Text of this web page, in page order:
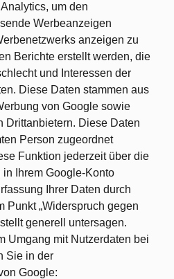
um den
Werbeanzeigen
anzeigen zu
Berichte erstellt werden, die
und Interessen der
Diese Daten stammen aus
von Google sowie
Drittanbietern. Diese Daten
Person zugeordnet
Funktion jederzeit über die
Ihrem Google-Konto
Ihrer Daten durch
Punkt „Widerspruch gegen
generell untersagen.
Umgang mit Nutzerdaten bei
Sie in der
Google: